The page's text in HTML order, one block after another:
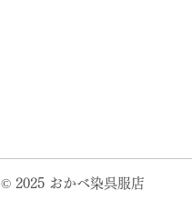
© 2025 おかべ染呉服店